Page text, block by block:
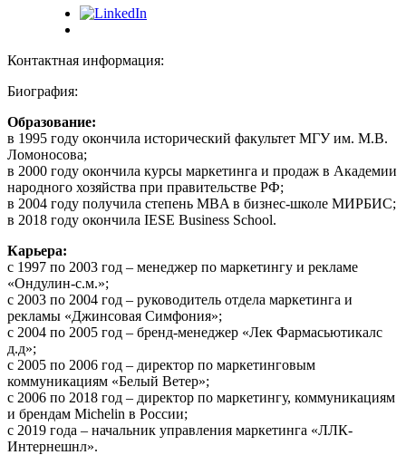
Контактная информация:
Биография:
Образование:
в 1995 году окончила исторический факультет МГУ им. М.В.
Ломоносова;
в 2000 году окончила курсы маркетинга и продаж в Академии
народного хозяйства при правительстве РФ;
в 2004 году получила степень MBA в бизнес-школе МИРБИС;
в 2018 году окончила IESE Business School.
Карьера:
с 1997 по 2003 год – менеджер по маркетингу и рекламе
«Ондулин-с.м.»;
с 2003 по 2004 год – руководитель отдела маркетинга и
рекламы «Джинсовая Симфония»;
с 2004 по 2005 год – бренд-менеджер «Лек Фармасьютикалс
д.д»;
с 2005 по 2006 год – директор по маркетинговым
коммуникациям «Белый Ветер»;
с 2006 по 2018 год – директор по маркетингу, коммуникациям
и брендам Michelin в России;
с 2019 года – начальник управления маркетинга «ЛЛК-
Интернешнл».